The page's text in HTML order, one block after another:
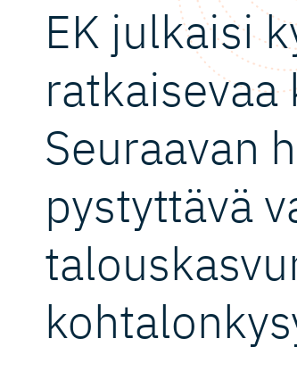
EK julkaisi
ratkaisevaa
Seuraavan
pystyttävä